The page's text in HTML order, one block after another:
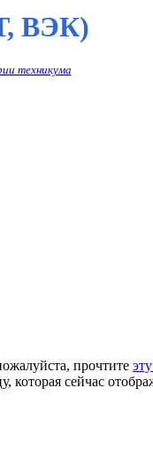
ВЭК)
техникума
прочтите
сейчас